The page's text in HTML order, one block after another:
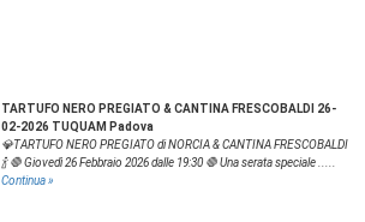
TARTUFO NERO PREGIATO & CANTINA FRESCOBALDI 26-
02-2026 TUQUAM Padova
💎TARTUFO NERO PREGIATO di NORCIA & CANTINA FRESCOBALDI
🍾 🛑 Giovedì 26 Febbraio 2026 dalle 19:30 🛑 Una serata speciale .....
Continua »